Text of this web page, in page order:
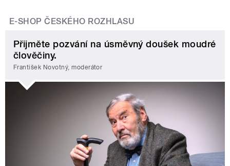
E-SHOP ČESKÉHO ROZHLASU
Přijměte pozvání na úsměvný doušek moudré
člověčiny.
František Novotný, moderátor